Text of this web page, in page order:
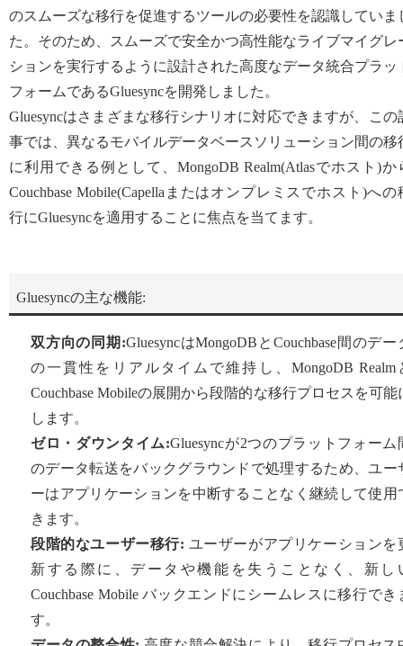
のスムーズな移行を促進するツールの必要性を認識していま
た。そのため、スムーズで安全かつ高性能なライブマイグレ
ションを実行するように設計された高度なデータ統合プラッ
フォームであるGluesyncを開発しました。
Gluesyncはさまざまな移行シナリオに対応できますが、この
事では、異なるモバイルデータベースソリューション間の移
に利用できる例として、MongoDB Realm(Atlasでホスト)か
Couchbase Mobile(Capellaまたはオンプレミスでホスト)への
行にGluesyncを適用することに焦点を当てます。
Gluesyncの主な機能:
双方向の同期:GluesyncはMongoDBとCouchbase間のデー
の一貫性をリアルタイムで維持し、MongoDB Realm
Couchbase Mobileの展開から段階的な移行プロセスを可能
します。
ゼロ・ダウンタイム:Gluesyncが2つのプラットフォーム
のデータ転送をバックグラウンドで処理するため、ユー
ーはアプリケーションを中断することなく継続して使用
きます。
段階的なユーザー移行: ユーザーがアプリケーションを
新する際に、データや機能を失うことなく、新し
Couchbase Mobile バックエンドにシームレスに移行でき
す。